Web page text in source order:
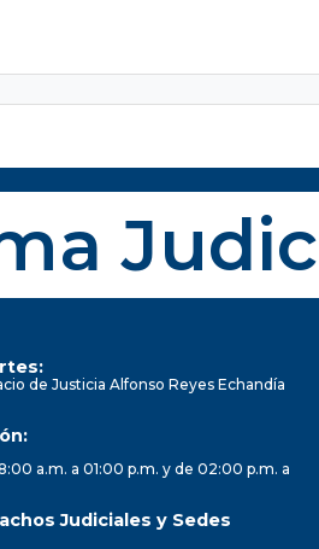
de Justicia Alfonso Reyes Echandía
a.m. a 01:00 p.m. y de 02:00 p.m. a
Judiciales y Sedes